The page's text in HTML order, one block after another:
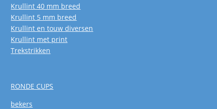
Krullint 40 mm breed
Krullint 5 mm breed
Krullint en touw diversen
Krullint met print
Trekstrikken
RONDE CUPS
bekers